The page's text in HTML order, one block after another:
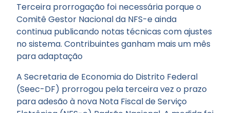
Terceira prorrogação foi necessária porque o
Comitê Gestor Nacional da NFS-e ainda
continua publicando notas técnicas com ajustes
no sistema. Contribuintes ganham mais um mês
para adaptação
A Secretaria de Economia do Distrito Federal
(Seec-DF) prorrogou pela terceira vez o prazo
para adesão à nova Nota Fiscal de Serviço